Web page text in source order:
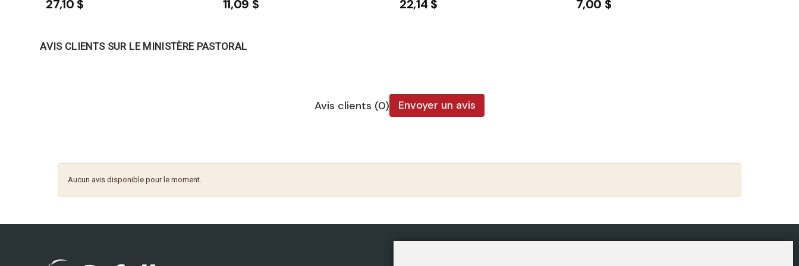
27,10 $ 11,09 $ 22,14 $ 7,00 $
AVIS CLIENTS SUR LE MINISTÈRE PASTORAL
Avis clients (0) Envoyer un avis
Aucun avis disponible pour le moment.